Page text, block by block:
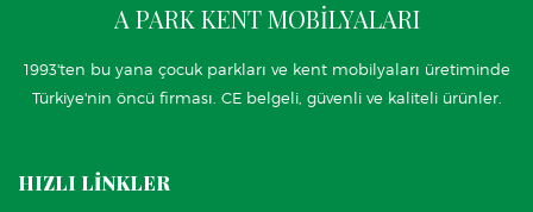
A PARK KENT MOBİLYALARI
1993'ten bu yana çocuk parkları ve kent mobilyaları üretiminde
Türkiye'nin öncü firması. CE belgeli, güvenli ve kaliteli ürünler.
HIZLI LİNKLER